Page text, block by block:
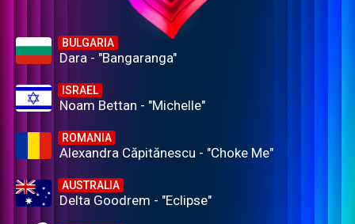
BULGARIA
Dara - "Bangaranga"
ISRAEL
Noam Bettan - "Michelle"
ROMANIA
Alexandra Căpitănescu - "Choke Me"
AUSTRALIA
Delta Goodrem - "Eclipse"